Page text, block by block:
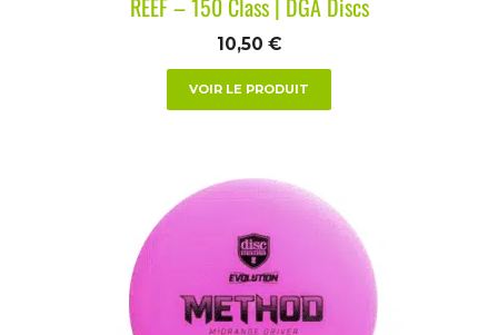
10,50 €
VOIR LE PRODUIT